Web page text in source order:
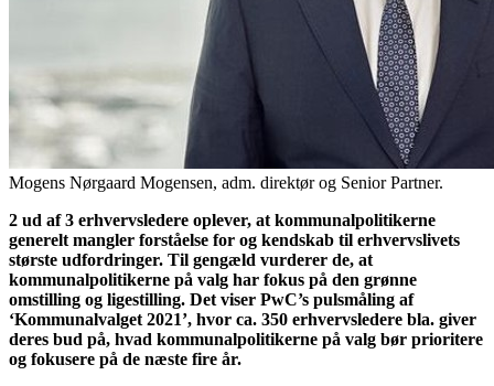
Mogens Nørgaard Mogensen, adm. direktør og Senior Partner.
2 ud af 3 erhvervsledere oplever, at kommunalpolitikerne
generelt mangler forståelse for og kendskab til erhvervslivets
største udfordringer. Til gengæld vurderer de, at
kommunalpolitikerne på valg har fokus på den grønne
omstilling og ligestilling. Det viser PwC’s pulsmåling af
‘Kommunalvalget 2021’, hvor ca. 350 erhvervsledere bla. giver
deres bud på, hvad kommunalpolitikerne på valg bør prioritere
og fokusere på de næste fire år.